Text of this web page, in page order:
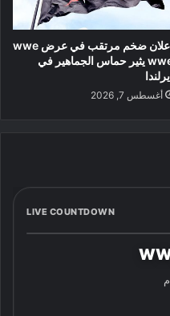
إعلان ضخم مرتقب في عرض wwe
wwe يثير حماس الجماهير في
أغسطس 7, 2026
LIVE COUNTDOWN